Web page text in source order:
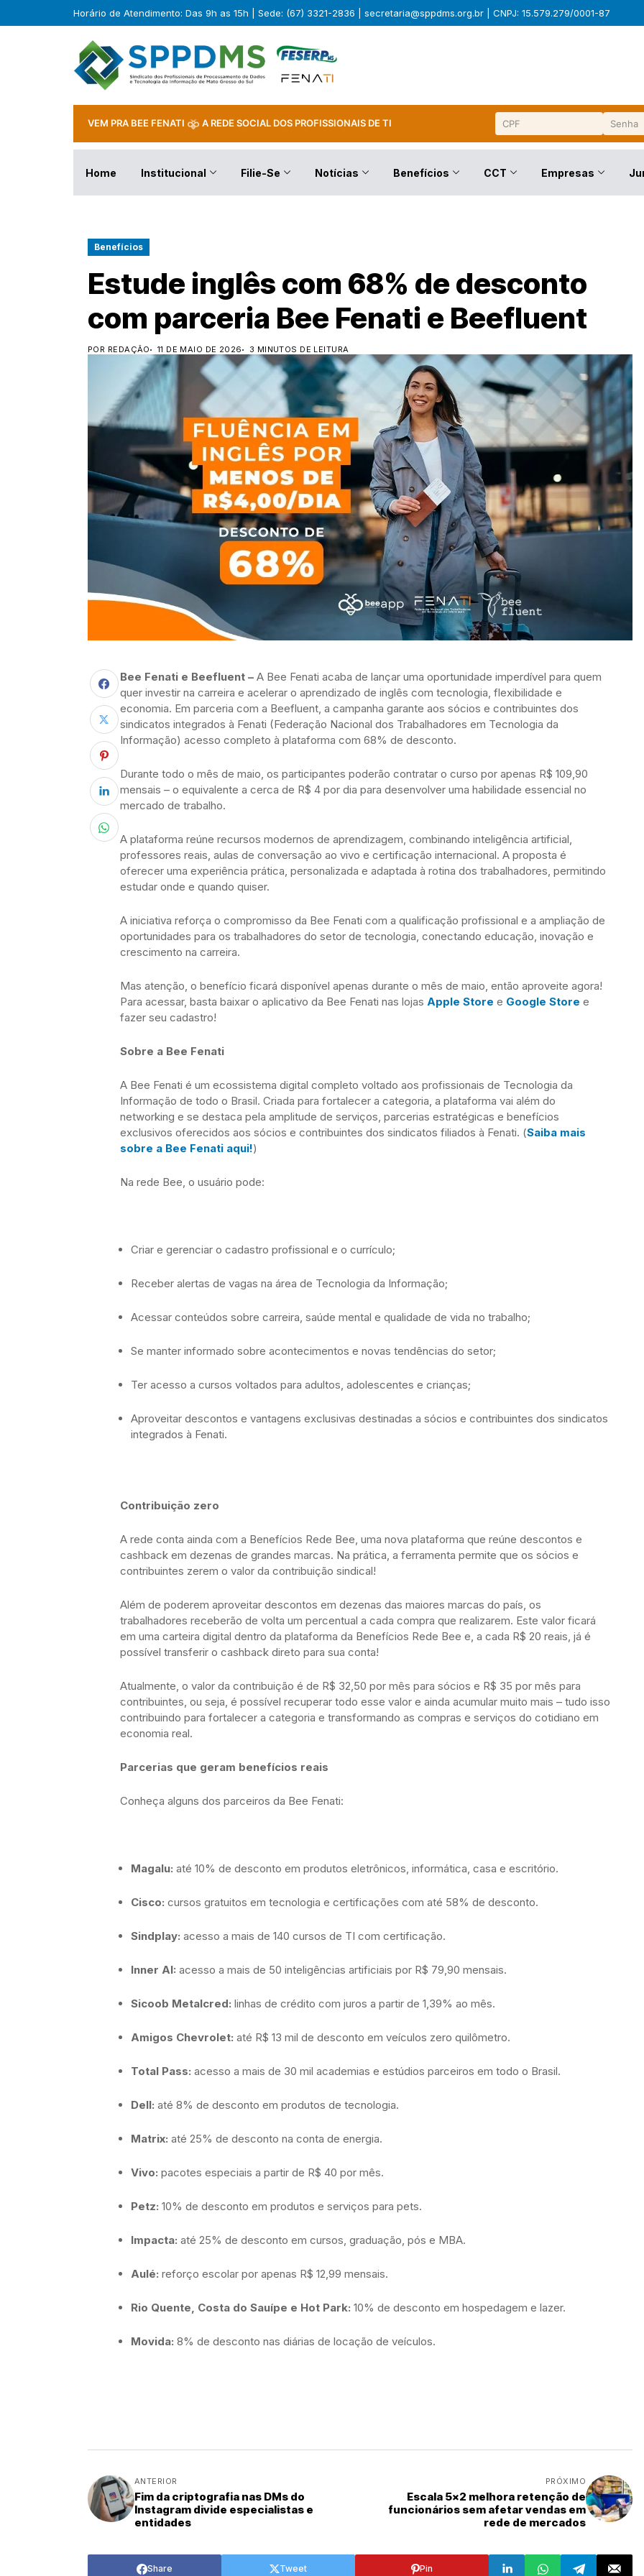
Horário de Atendimento: Das 9h as 15h | Sede: (67) 3321-2836 | secretaria@sppdms.org.br | CNPJ: 15.579.279/0001-87
VEM PRA BEE FENATI A REDE SOCIAL DOS PROFISSIONAIS DE TI
Home Institucional Filie-Se Notícias Benefícios CCT Empresas
Benefícios
Estude inglês com 68% de desconto
com parceria Bee Fenati e Beefluent
POR REDAÇÃO 11 DE MAIO DE 2026 3 MINUTOS DE LEITURA
Bee Fenati e Beefluent – A Bee Fenati acaba de lançar uma oportunidade imperdível para quem
quer investir na carreira e acelerar o aprendizado de inglês com tecnologia, flexibilidade e
economia. Em parceria com a Beefluent, a campanha garante aos sócios e contribuintes dos
sindicatos integrados à Fenati (Federação Nacional dos Trabalhadores em Tecnologia da
Informação) acesso completo à plataforma com 68% de desconto.
Durante todo o mês de maio, os participantes poderão contratar o curso por apenas R$ 109,90
mensais – o equivalente a cerca de R$ 4 por dia para desenvolver uma habilidade essencial no
mercado de trabalho.
A plataforma reúne recursos modernos de aprendizagem, combinando inteligência artificial,
professores reais, aulas de conversação ao vivo e certificação internacional. A proposta é
oferecer uma experiência prática, personalizada e adaptada à rotina dos trabalhadores, permitindo
estudar onde e quando quiser.
A iniciativa reforça o compromisso da Bee Fenati com a qualificação profissional e a ampliação de
oportunidades para os trabalhadores do setor de tecnologia, conectando educação, inovação e
crescimento na carreira.
Mas atenção, o benefício ficará disponível apenas durante o mês de maio, então aproveite agora!
Para acessar, basta baixar o aplicativo da Bee Fenati nas lojas Apple Store e Google Store e
fazer seu cadastro!
Sobre a Bee Fenati
A Bee Fenati é um ecossistema digital completo voltado aos profissionais de Tecnologia da
Informação de todo o Brasil. Criada para fortalecer a categoria, a plataforma vai além do
networking e se destaca pela amplitude de serviços, parcerias estratégicas e benefícios
exclusivos oferecidos aos sócios e contribuintes dos sindicatos filiados à Fenati. (Saiba mais
sobre a Bee Fenati aqui!)
Na rede Bee, o usuário pode:
Criar e gerenciar o cadastro profissional e o currículo;
Receber alertas de vagas na área de Tecnologia da Informação;
Acessar conteúdos sobre carreira, saúde mental e qualidade de vida no trabalho;
Se manter informado sobre acontecimentos e novas tendências do setor;
Ter acesso a cursos voltados para adultos, adolescentes e crianças;
Aproveitar descontos e vantagens exclusivas destinadas a sócios e contribuintes dos sindicatos
integrados à Fenati.
Contribuição zero
A rede conta ainda com a Benefícios Rede Bee, uma nova plataforma que reúne descontos e
cashback em dezenas de grandes marcas. Na prática, a ferramenta permite que os sócios e
contribuintes zerem o valor da contribuição sindical!
Além de poderem aproveitar descontos em dezenas das maiores marcas do país, os
trabalhadores receberão de volta um percentual a cada compra que realizarem. Este valor ficará
em uma carteira digital dentro da plataforma da Benefícios Rede Bee e, a cada R$ 20 reais, já é
possível transferir o cashback direto para sua conta!
Atualmente, o valor da contribuição é de R$ 32,50 por mês para sócios e R$ 35 por mês para
contribuintes, ou seja, é possível recuperar todo esse valor e ainda acumular muito mais – tudo isso
contribuindo para fortalecer a categoria e transformando as compras e serviços do cotidiano em
economia real.
Parcerias que geram benefícios reais
Conheça alguns dos parceiros da Bee Fenati:
Magalu: até 10% de desconto em produtos eletrônicos, informática, casa e escritório.
Cisco: cursos gratuitos em tecnologia e certificações com até 58% de desconto.
Sindplay: acesso a mais de 140 cursos de TI com certificação.
Inner AI: acesso a mais de 50 inteligências artificiais por R$ 79,90 mensais.
Sicoob Metalcred: linhas de crédito com juros a partir de 1,39% ao mês.
Amigos Chevrolet: até R$ 13 mil de desconto em veículos zero quilômetro.
Total Pass: acesso a mais de 30 mil academias e estúdios parceiros em todo o Brasil.
Dell: até 8% de desconto em produtos de tecnologia.
Matrix: até 25% de desconto na conta de energia.
Vivo: pacotes especiais a partir de R$ 40 por mês.
Petz: 10% de desconto em produtos e serviços para pets.
Impacta: até 25% de desconto em cursos, graduação, pós e MBA.
Aulé: reforço escolar por apenas R$ 12,99 mensais.
Rio Quente, Costa do Sauípe e Hot Park: 10% de desconto em hospedagem e lazer.
Movida: 8% de desconto nas diárias de locação de veículos.
ANTERIOR
Fim da criptografia nas DMs do
Instagram divide especialistas e
entidades
PRÓXIMO
Escala 5x2 melhora retenção de
funcionários sem afetar vendas em
rede de mercados
Share Tweet Pin